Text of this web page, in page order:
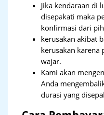
Jika kendaraan di
disepakati maka
konfirmasi dari
kerusakan akibat
kerusakan karena
wajar.
Kami akan
Anda
durasi yang